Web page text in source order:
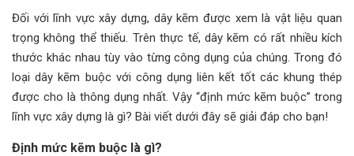
Đối với lĩnh vực xây dựng, dây kẽm được xem là vật liệu quan
trọng không thể thiếu. Trên thực tế, dây kẽm có rất nhiều kích
thước khác nhau tùy vào từng công dụng của chúng. Trong đó
loại dây kẽm buộc với công dụng liên kết tốt các khung thép
được cho là thông dụng nhất. Vậy “định mức kẽm buộc” trong
lĩnh vực xây dựng là gì? Bài viết dưới đây sẽ giải đáp cho bạn!
Định mức kẽm buộc là gì?